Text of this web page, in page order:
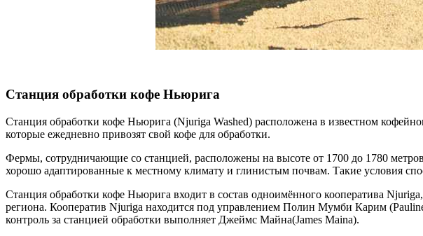
Станция обработки кофе Ньюрига
Станция обработки кофе Ньюрига (Njuriga Washed) расположена в известном
которые ежедневно привозят свой кофе для обработки.
Фермы, сотрудничающие со станцией, расположены на высоте от 1700 до 1780
хорошо адаптированные к местному климату и глинистым почвам. Такие условия
Станция обработки кофе Ньюрига входит в состав одноимённого кооператива
региона. Кооператив Njuriga находится под управлением Полин Мумби Карим
контроль за станцией обработки выполняет Джеймс Майна(James Maina).